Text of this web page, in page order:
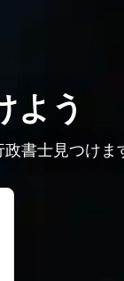
よう
書士見つけま